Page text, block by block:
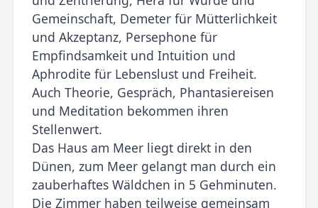
Gemeinschaft, Demeter für Mütterlichkeit
und Akzeptanz, Persephone für
Empfindsamkeit und Intuition und
Aphrodite für Lebenslust und Freiheit.
Auch Theorie, Gespräch, Phantasiereisen
und Meditation bekommen ihren
Stellenwert.
Das Haus am Meer liegt direkt in den
Dünen, zum Meer gelangt man durch ein
zauberhaftes Wäldchen in 5 Gehminuten.
Die Zimmer haben teilweise gemeinsam